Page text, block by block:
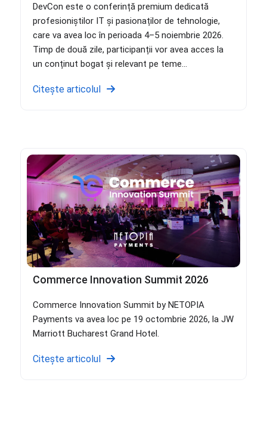
DevCon este o conferință premium dedicată
profesioniștilor IT și pasionaților de tehnologie,
care va avea loc în perioada 4–5 noiembrie 2026.
Timp de două zile, participanții vor avea acces la
un conținut bogat și relevant pe teme...
Citește articolul
Commerce Innovation Summit 2026
Commerce Innovation Summit by NETOPIA
Payments va avea loc pe 19 octombrie 2026, la JW
Marriott Bucharest Grand Hotel.
Citește articolul